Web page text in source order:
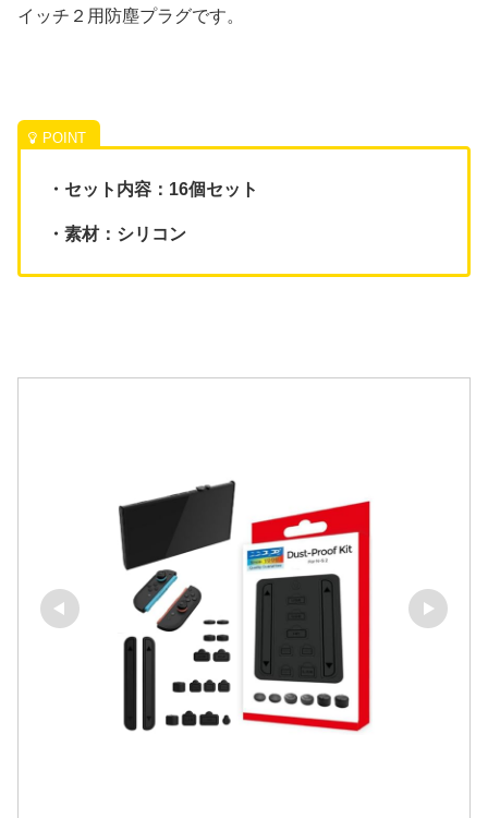
イッチ２用防塵プラグです。
・セット内容：16個セット
・素材：シリコン